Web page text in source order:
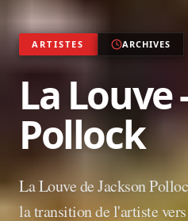
ARTISTES ARCHIVES
La Louve
Pollock
La Louve de Jackson
la transition de l'artiste